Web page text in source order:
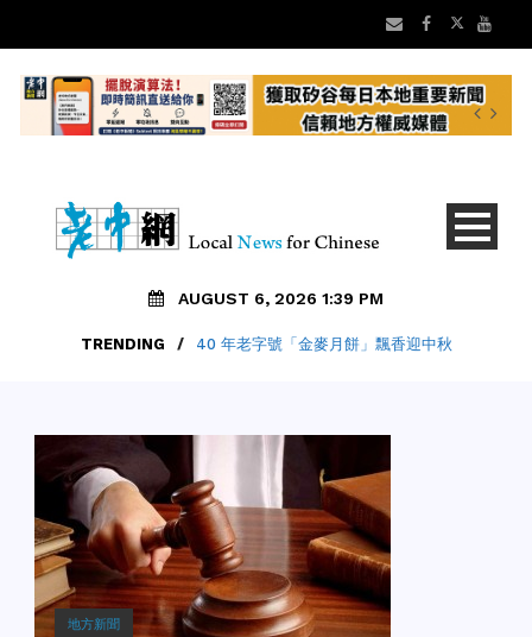
AUGUST 6, 2026 1:39 PM
TRENDING / 40 年老字號「金麥月餅」飄香迎中秋
地方新聞